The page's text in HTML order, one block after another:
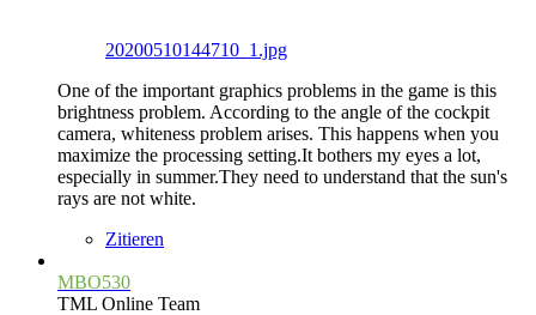
20200510144710_1.jpg
One of the important graphics problems in the game is this
brightness problem. According to the angle of the cockpit
camera, whiteness problem arises. This happens when you
maximize the processing setting.It bothers my eyes a lot,
especially in summer.They need to understand that the sun's
rays are not white.
Zitieren
MBO530
TML Online Team